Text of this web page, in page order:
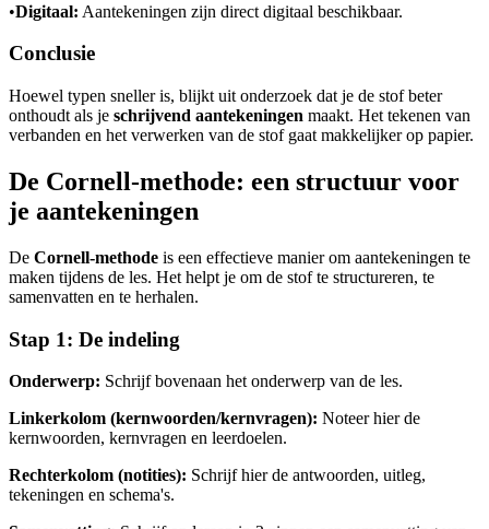
•Digitaal: Aantekeningen zijn direct digitaal beschikbaar.
Conclusie
Hoewel typen sneller is, blijkt uit onderzoek dat je de stof beter
onthoudt als je schrijvend aantekeningen maakt. Het tekenen van
verbanden en het verwerken van de stof gaat makkelijker op papier.
De Cornell-methode: een structuur voor
je aantekeningen
De Cornell-methode is een effectieve manier om aantekeningen te
maken tijdens de les. Het helpt je om de stof te structureren, te
samenvatten en te herhalen.
Stap 1: De indeling
Onderwerp: Schrijf bovenaan het onderwerp van de les.
Linkerkolom (kernwoorden/kernvragen): Noteer hier de
kernwoorden, kernvragen en leerdoelen.
Rechterkolom (notities): Schrijf hier de antwoorden, uitleg,
tekeningen en schema's.